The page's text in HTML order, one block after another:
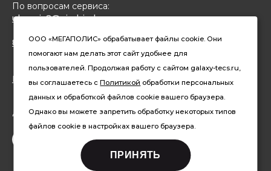
По вопросам сервиса:
ulservis2@simbirsk-crown.ru
8(962)633-02-15 (чат в MAX)
Конфиденциальность
Давайте дружить
ООО «МЕГАПОЛИС» обрабатывает файлы cookie. Они
помогают нам делать этот сайт удобнее для
пользователей. Продолжая работу с сайтом galaxy-tecs.ru,
вы соглашаетесь сПолитикой обработки персональных
данных и обработкой файлов cookie вашего браузера.
Однако вы можете запретить обработку некоторых типов
файлов cookie в настройках вашего браузера.
ПРИНЯТЬ